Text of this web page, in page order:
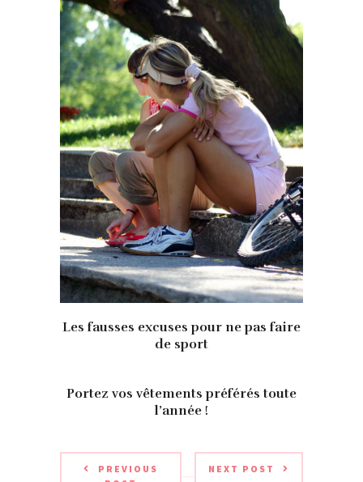
Les fausses excuses pour ne pas faire
de sport
Portez vos vêtements préférés toute
l’année !
PREVIOUS
NEXT POST